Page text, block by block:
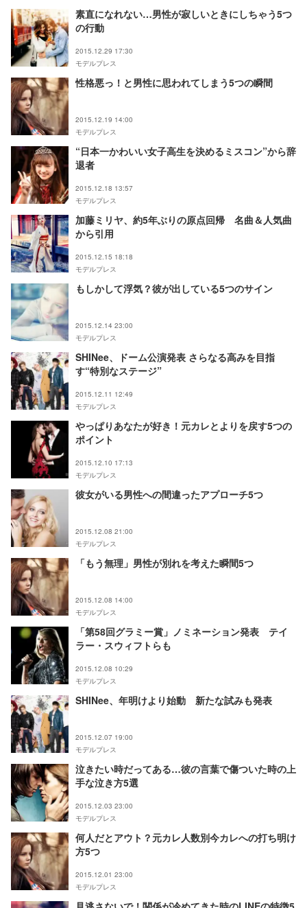
素直になれない…男性が寂しいときにしちゃう5つ
の行動
2015.12.29 17:30
モデルプレス
性格悪っ！と男性に思われてしまう5つの瞬間
2015.12.19 14:00
モデルプレス
“日本一かわいい女子高生を決めるミスコン”から辞
退者
2015.12.18 13:57
モデルプレス
加藤ミリヤ、約5年ぶりの原点回帰 名曲＆人気曲
から引用
2015.12.15 18:18
モデルプレス
もしかして浮気？彼が出している5つのサイン
2015.12.14 23:00
モデルプレス
SHINee、ドーム公演発表 さらなる高みを目指
す“特別なステージ”
2015.12.11 12:49
モデルプレス
やっぱりあなたが好き！元カレとよりを戻す5つの
ポイント
2015.12.10 17:13
モデルプレス
彼女がいる男性への間違ったアプローチ5つ
2015.12.08 21:00
モデルプレス
「もう無理」男性が別れを考えた瞬間5つ
2015.12.08 14:00
モデルプレス
「第58回グラミー賞」ノミネーション発表 テイ
ラー・スウィフトらも
2015.12.08 10:29
モデルプレス
SHINee、年明けより始動 新たな試みも発表
2015.12.07 19:00
モデルプレス
泣きたい時だってある…彼の言葉で傷ついた時の上
手な泣き方5選
2015.12.03 23:00
モデルプレス
何人だとアウト？元カレ人数別今カレへの打ち明け
方5つ
2015.12.01 23:00
モデルプレス